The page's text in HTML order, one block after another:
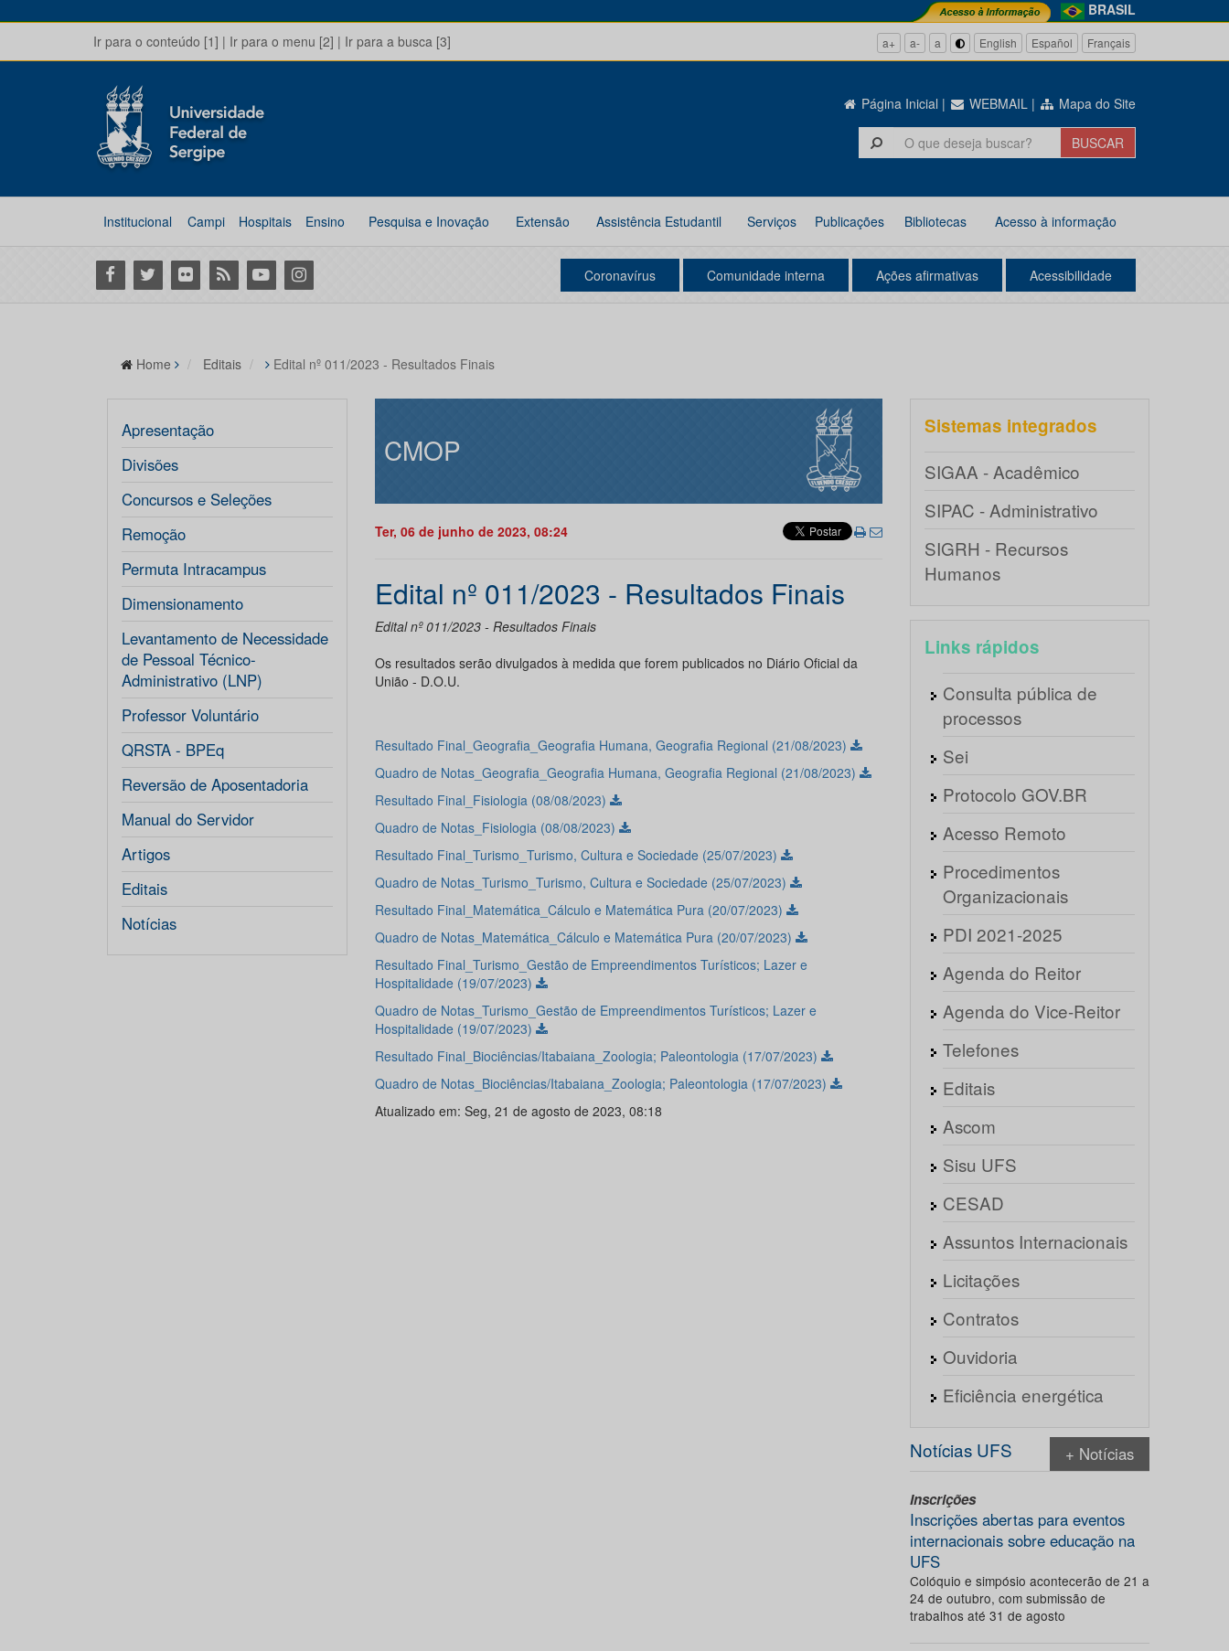
BRASIL
Ir para o conteúdo [1] | Ir para o menu [2] | Ir para a busca [3] a+ a- a English Español Français
Página Inicial | WEBMAIL | Mapa do Site
Institucional Campi Hospitais Ensino Pesquisa e Inovação Extensão Assistência Estudantil Serviços Publicações Bibliotecas Acesso à informação
Facebook
Twitter Flickr RSS YoutubeInstagram Coronavírus Comunidade interna Ações afirmativas Acessibilidade
Home Editais Edital nº 011/2023 - Resultados Finais
Apresentação
Divisões
Concursos e Seleções
Remoção
Permuta Intracampus
Dimensionamento
Levantamento de Necessidade
de Pessoal Técnico-
Administrativo (LNP)
Professor Voluntário
QRSTA - BPEq
Reversão de Aposentadoria
Manual do Servidor
Artigos
Editais
Notícias
CMOP
Ter, 06 de junho de 2023, 08:24
Edital nº 011/2023 - Resultados Finais
Edital nº 011/2023 - Resultados Finais
Os resultados serão divulgados à medida que forem publicados no Diário Oficial da
União - D.O.U.
Resultado Final_Geografia_Geografia Humana, Geografia Regional (21/08/2023)
Quadro de Notas_Geografia_Geografia Humana, Geografia Regional (21/08/2023)
Resultado Final_Fisiologia (08/08/2023)
Quadro de Notas_Fisiologia (08/08/2023)
Resultado Final_Turismo_Turismo, Cultura e Sociedade (25/07/2023)
Quadro de Notas_Turismo_Turismo, Cultura e Sociedade (25/07/2023)
Resultado Final_Matemática_Cálculo e Matemática Pura (20/07/2023)
Quadro de Notas_Matemática_Cálculo e Matemática Pura (20/07/2023)
Resultado Final_Turismo_Gestão de Empreendimentos Turísticos; Lazer e
Hospitalidade (19/07/2023)
Quadro de Notas_Turismo_Gestão de Empreendimentos Turísticos; Lazer e
Hospitalidade (19/07/2023)
Resultado Final_Biociências/Itabaiana_Zoologia; Paleontologia (17/07/2023)
Quadro de Notas_Biociências/Itabaiana_Zoologia; Paleontologia (17/07/2023)
Atualizado em: Seg, 21 de agosto de 2023, 08:18
Sistemas integrados
SIGAA - Acadêmico
SIPAC - Administrativo
SIGRH - Recursos
Humanos
Links rápidos
Consulta pública de
processos
Sei
Protocolo GOV.BR
Acesso Remoto
Procedimentos
Organizacionais
PDI 2021-2025
Agenda do Reitor
Agenda do Vice-Reitor
Telefones
Editais
Ascom
Sisu UFS
CESAD
Assuntos Internacionais
Licitações
Contratos
Ouvidoria
Eficiência energética
Notícias UFS + Notícias
Inscrições
Inscrições abertas para eventos
internacionais sobre educação na
UFS
Colóquio e simpósio acontecerão de 21 a
24 de outubro, com submissão de
trabalhos até 31 de agosto